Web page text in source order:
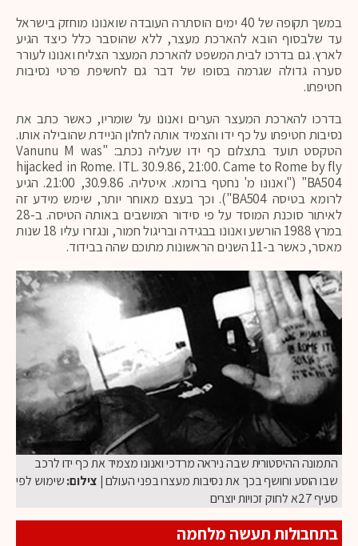
במשך תקופה של 40 ימים הוסתרה העובדה שואנונו מוחזק בישראל
עד שלבסוף הובא להארכת מעצר, ללא שהוסבר כלל כיצד הגיע
לארץ. גם בדרכו לבית המשפט להארכת המעצר הצליח ואנונו לעורר
סערה גדולה שגרמה בסופו של דבר גם לחשיפת פרטי נסיבות
חטיפתו.
בדרכו להארכת המעצר הערים ואנונו על שומריו, כאשר כתב את
נסיבות חטיפתו על כף ידו והצמיד אותה לחלון הניידת שהובילה אותו.
הטקסט תועד בתצלום כף ידו שעליה נכתב: "Vanunu M was
hijacked in Rome. ITL. 30.9.86, 21:00. Came to Rome by fly
BA504" ("ואנונו מ' נחטף ברומא. איטליה. 30.9.86, 21:00. הגיע
לרומא בטיסה BA504"). וכך בעצם מאוחר יותר, שימש מידע זה
לאיתור סוכנת המוסד על פי סידור המושבים באותה הטיסה. ב-28
במרץ 1988 הורשע ואנונו בבגידה ובריגול חמור, ונגזרו עליו 18 שנות
מאסר, כאשר ב-11 השנים הראשונות מתוכם שהה בבידוד.
התמונה ההיסטורית שבה ניראה מרדכי ואנונו מצמיד את כף ידו לרכב
שבו הוסע וחושף בכך את נסיבות מעצרו בפני העולם| צילום:שימוש לפי
סעיף 27א לחוק זכויות יוצרים
בתחבולות תעשה מלחמה